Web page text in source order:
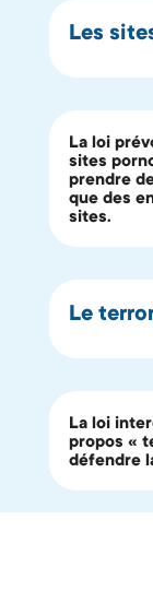
Les
La loi
sites
prendre
que des
sites.
Le
La loi
propos «
défendre